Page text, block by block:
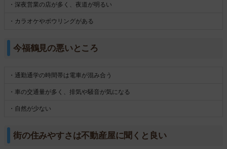
・深夜営業の店が多く、夜道が明るい
・カラオケやボウリングがある
今福鶴見の悪いところ
・通勤通学の時間帯は電車が混み合う
・車の交通量が多く、排気や騒音が気になる
・自然が少ない
街の住みやすさは不動産屋に聞くと良い